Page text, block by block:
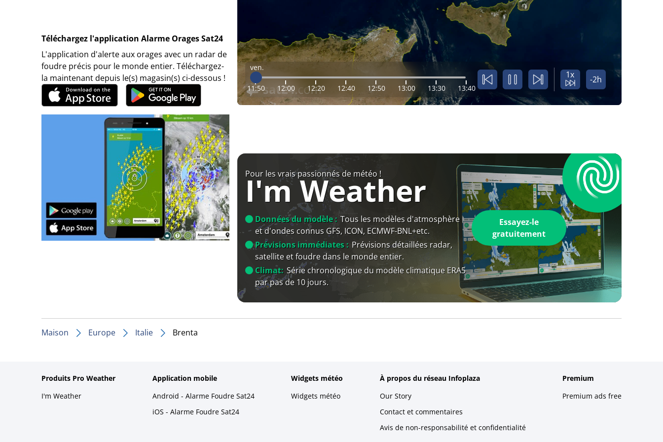
Téléchargez l'application Alarme Orages Sat24
L'application d'alerte aux orages avec un radar de
foudre précis pour le monde entier. Téléchargez-
la maintenant depuis le(s) magasin(s) ci-dessous !
ven.
11:50 12:00 12:20 12:40 12:50 13:00 13:30 13:40
1x -2h
Pour les vrais passionnés de météo !
I'm Weather
Données du modèle : Tous les modèles d'atmosphère
et d'ondes connus GFS, ICON, ECMWF-BNL+etc.
Prévisions immédiates : Prévisions détaillées radar,
satellite et foudre dans le monde entier.
Climat: Série chronologique du modèle climatique ERA5
par pas de 10 jours.
Essayez-le
gratuitement
Maison Europe Italie Brenta
Produits Pro Weather
I'm Weather
Application mobile
Android - Alarme Foudre Sat24
iOS - Alarme Foudre Sat24
Widgets météo
Widgets météo
À propos du réseau Infoplaza
Our Story
Contact et commentaires
Avis de non-responsabilité et confidentialité
Premium
Premium ads free